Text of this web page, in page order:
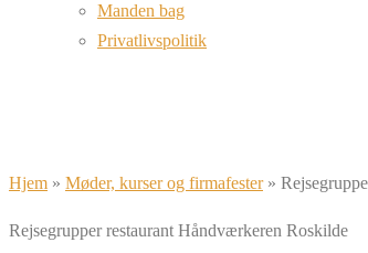
Manden bag
Privatlivspolitik
Hjem » Møder, kurser og firmafester»
Rejsegrupper restaurant Håndværkeren Roskilde